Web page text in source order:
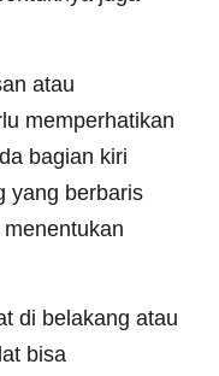
atau
memperhatikan
bagian kiri
yang berbaris
di belakang atau
bisa